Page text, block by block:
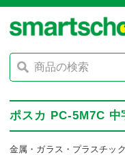
ポスカ PC-5M7C 中
金属・ガラス・プラスチッ